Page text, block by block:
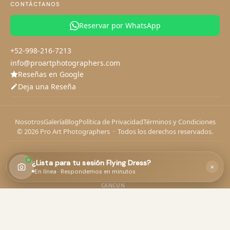
Fotógrafo en Playa del Carmen
CONTÁCTANOS
Reservar por WhatsApp
+52-998-216-7213
info@proartphotographers.com
Reseñas en Google
Deja una Reseña
NosotrosGaleríaBlogPolítica de PrivacidadTérminos y Condiciones
© 2026 Pro Art Photographers · Todos los derechos reservados.
aquacore adventures
CANCUN
×
¿Lista para tu sesión Flying Dress?
En línea · Respondemos en minutos
1 Tu sesión 2 Tus datos
¿Qué fecha tienes en mente?
sesión.
Continuar
o chatea por WhatsApp